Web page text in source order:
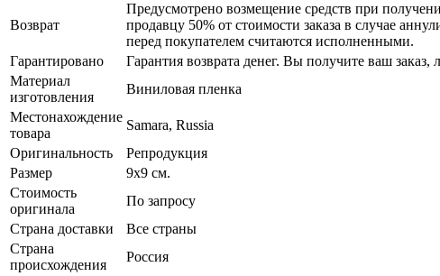
Возврат
Предусмотрено возмещение средств при
продавцу 50% от стоимости заказа в случае
перед покупателем считаются исполненными.
Гарантировано
Гарантия возврата денег. Вы получите ваш заказ,
Материал
изготовления
Виниловая пленка
Местонахождение
товара
Samara, Russia
Оригинальность
Репродукция
Размер
9х9 см.
Стоимость
оригинала
По запросу
Страна доставки
Все страны
Страна
происхождения
Россия